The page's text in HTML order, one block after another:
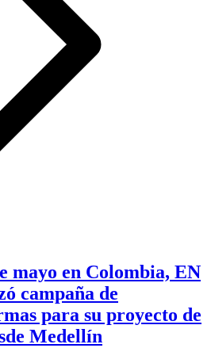
mayo en Colombia, EN
campaña de
para su proyecto de
Medellín